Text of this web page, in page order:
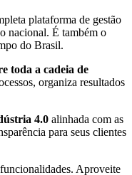
plataforma de gestão
nacional. É também o
do Brasil.
toda a cadeia de
organiza resultados
4.0 alinhada com as
para seus clientes
Aproveite